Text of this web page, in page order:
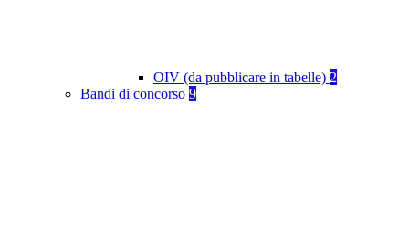
OIV (da pubblicare in tabelle) 2
Bandi di concorso 9